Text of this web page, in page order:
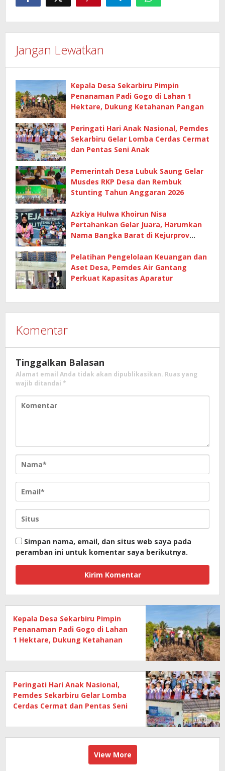
Jangan Lewatkan
Kepala Desa Sekarbiru Pimpin
Penanaman Padi Gogo di Lahan 1
Hektare, Dukung Ketahanan Pangan
Peringati Hari Anak Nasional, Pemdes
Sekarbiru Gelar Lomba Cerdas Cermat
dan Pentas Seni Anak
Pemerintah Desa Lubuk Saung Gelar
Musdes RKP Desa dan Rembuk
Stunting Tahun Anggaran 2026
Azkiya Hulwa Khoirun Nisa
Pertahankan Gelar Juara, Harumkan
Nama Bangka Barat di Kejurprov
Pelatihan Pengelolaan Keuangan dan
Aset Desa, Pemdes Air Gantang
Perkuat Kapasitas Aparatur
Komentar
Tinggalkan Balasan
Alamat email Anda tidak akan dipublikasikan. Ruas yang
wajib ditandai *
Simpan nama, email, dan situs web saya pada
peramban ini untuk komentar saya berikutnya.
Kepala Desa Sekarbiru Pimpin
Penanaman Padi Gogo di Lahan
1 Hektare, Dukung Ketahanan
Peringati Hari Anak Nasional,
Pemdes Sekarbiru Gelar Lomba
Cerdas Cermat dan Pentas Seni
View More